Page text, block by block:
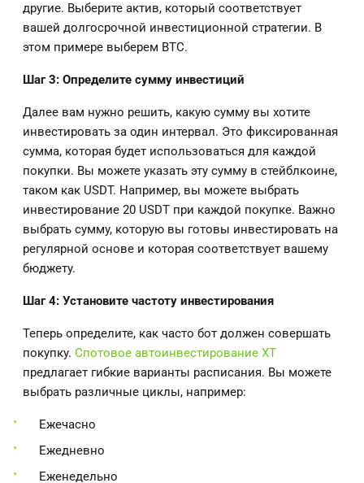
другие. Выберите актив, который соответствует
вашей долгосрочной инвестиционной стратегии. В
этом примере выберем BTC.
Шаг 3: Определите сумму инвестиций
Далее вам нужно решить, какую сумму вы хотите
инвестировать за один интервал. Это фиксированная
сумма, которая будет использоваться для каждой
покупки. Вы можете указать эту сумму в стейблкоине,
таком как USDT. Например, вы можете выбрать
инвестирование 20 USDT при каждой покупке. Важно
выбрать сумму, которую вы готовы инвестировать на
регулярной основе и которая соответствует вашему
бюджету.
Шаг 4: Установите частоту инвестирования
Теперь определите, как часто бот должен совершать
покупку. Cпотовое автоинвестирование XT
предлагает гибкие варианты расписания. Вы можете
выбрать различные циклы, например:
Ежечасно
Ежедневно
Еженедельно